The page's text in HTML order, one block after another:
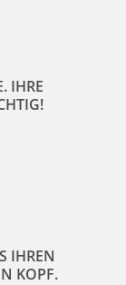
IHRE
IHREN
KOPF.